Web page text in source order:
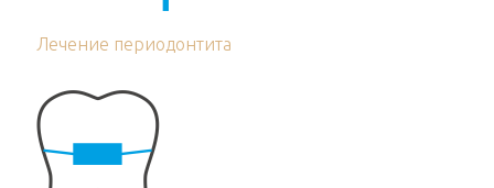
Лечение периодонтита